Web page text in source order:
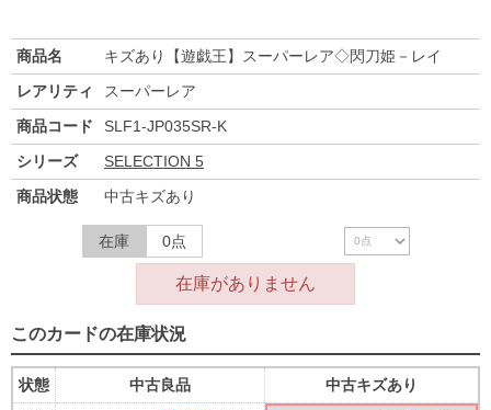
商品名
キズあり【遊戯王】スーパーレア◇閃刀姫－レイ
レアリティ
スーパーレア
商品コード
SLF1-JP035SR-K
シリーズ
SELECTION 5
商品状態
中古キズあり
在庫 0点
在庫がありません
このカードの在庫状況
状態
中古良品
中古キズあり